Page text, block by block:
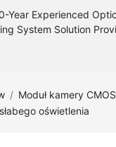
Moduł kamery CMOS
oświetlenia